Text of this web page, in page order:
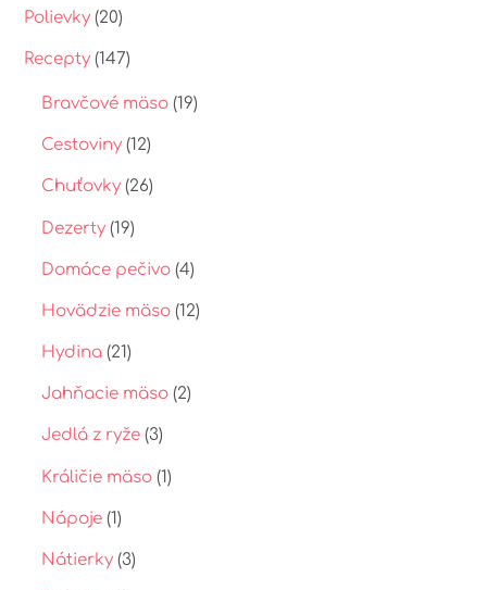
Polievky (20)
Recepty (147)
Bravčové mäso(19)
Cestoviny(12)
Chuťovky(26)
Dezerty(19)
Domáce pečivo(4)
Hovädzie mäso(12)
Hydina(21)
Jahňacie mäso(2)
Jedlá z ryže(3)
Králičie mäso(1)
Nápoje(1)
Nátierky(3)